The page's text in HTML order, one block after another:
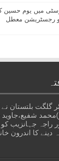
و رجسٹریشن معطل
گلگت بلتستان نے
شفیع،جاوید
راجہ جہانزیب کو
کا اندرون